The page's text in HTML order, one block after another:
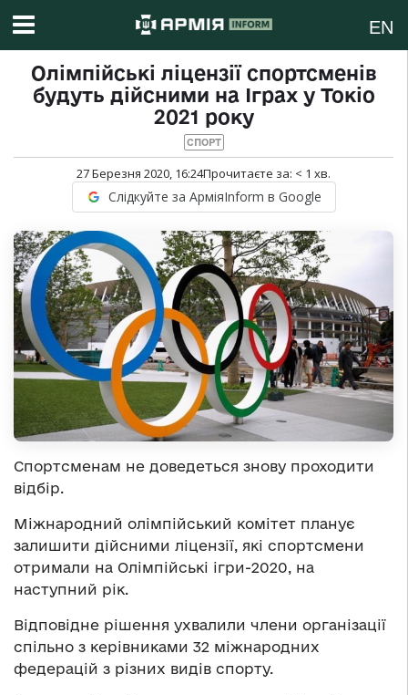
EN
Олімпійські ліцензії спортсменів
будуть дійсними на Іграх у Токіо
2021 року
СПОРТ
27 Березня 2020, 16:24Прочитаєте за: < 1 хв.
Слідкуйте за АрміяInform в Google
Спортсменам не доведеться знову проходити
відбір.
Міжнародний олімпійський комітет планує
залишити дійсними ліцензії, які спортсмени
отримали на Олімпійські ігри-2020, на
наступний рік.
Відповідне рішення ухвалили члени організації
спільно з керівниками 32 міжнародних
федерацій з різних видів спорту.